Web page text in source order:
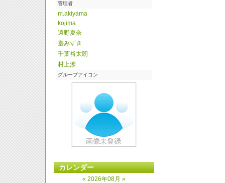
管理者
m. akiyama
kojima
遠野夏奈
臺みずき
千葉裕太朗
村上涉
グループアイコン
カレンダー
« 2026年08月 »